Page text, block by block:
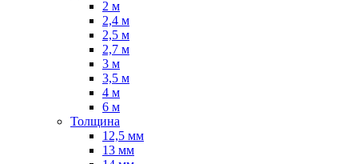
2 м
2,4 м
2,5 м
2,7 м
3 м
3,5 м
4 м
6 м
Толщина
12,5 мм
13 мм